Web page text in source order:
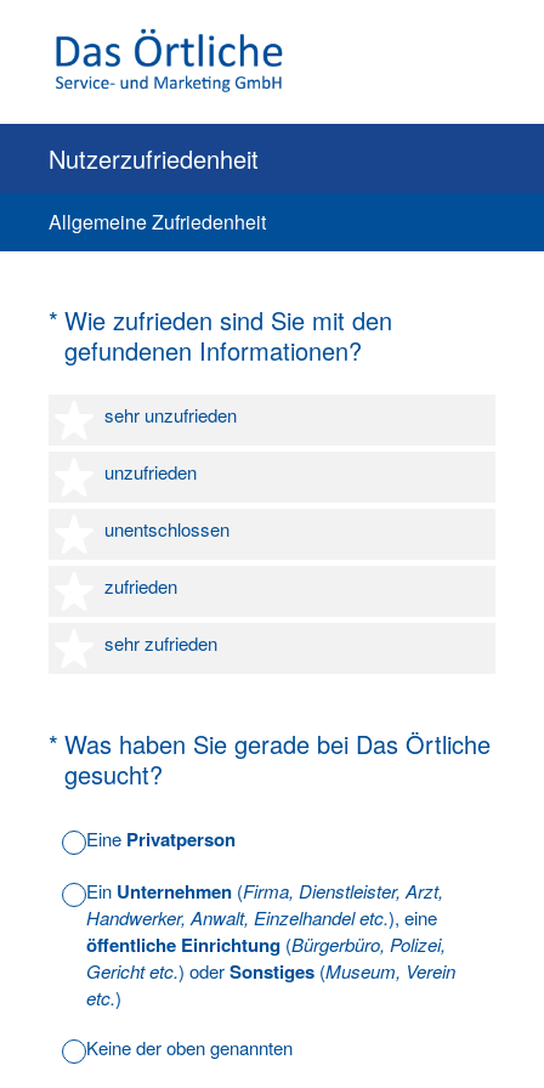
Nutzerzufriedenheit
Allgemeine Zufriedenheit
* Wie zufrieden sind Sie mit den
gefundenen Informationen?
(Erforderlich.)
sehr unzufrieden
1 Stern
unzufrieden
2 Sterne
unentschlossen
3 Sterne
zufrieden
4 Sterne
sehr zufrieden
5 Sterne
* Was haben Sie gerade bei Das Örtliche
gesucht?
(Erforderlich.)
Eine Privatperson
Ein Unternehmen (Firma, Dienstleister, Arzt,
Handwerker, Anwalt, Einzelhandel etc.), eine
öffentliche Einrichtung (Bürgerbüro, Polizei,
Gericht etc.) oderSonstiges (Museum, Verein
etc.)
Keine der oben genannten